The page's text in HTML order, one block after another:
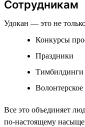
Сотрудникам
Удокан — это не
Конкурсы
Праздники
Тимбилдинги
Все это объединяет
по-настоящему